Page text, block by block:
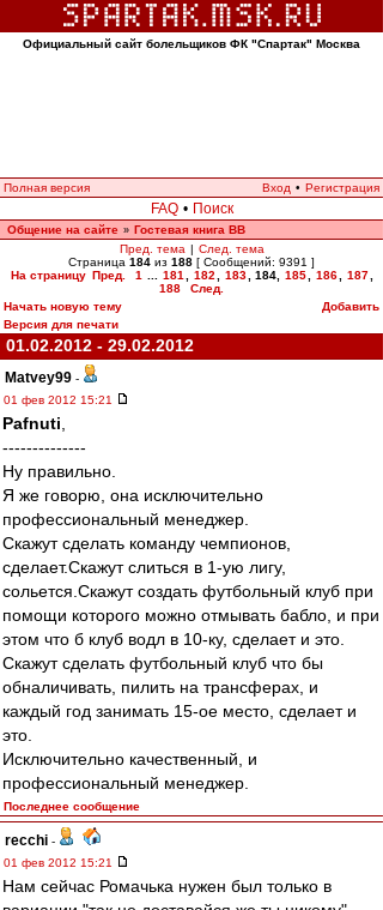
Официальный сайт болельщиков ФК "Спартак" Москва
Полная версия Вход • Регистрация
FAQ • Поиск
Общение на сайте » Гостевая книга ВВ
Пред. тема | След. тема
Страница 184 из 188 [ Сообщений: 9391 ]
На страницу Пред. 1 181 182 183 184 185 186 187
188
След.
Начать новую тему
Добавить
Версия для печати
01.02.2012 - 29.02.2012
Matvey99 -
01 фев 2012 15:21
Pafnuti
--------------
Ну правильно.
Я же говорю, она исключительно
профессиональный менеджер.
Скажут сделать команду чемпионов,
сделает.Скажут слиться в 1-ую лигу,
сольется.Скажут создать футбольный клуб при
помощи которого можно отмывать бабло, и при
этом что б клуб водл в 10-ку, сделает и это.
Скажут сделать футбольный клуб что бы
обналичивать, пилить на трансферах, и
каждый год занимать 15-ое место, сделает и
это.
Исключительно качественный, и
профессиональный менеджер.
Последнее сообщение
recchi -
01 фев 2012 15:21
Нам сейчас Ромачька нужен был только в